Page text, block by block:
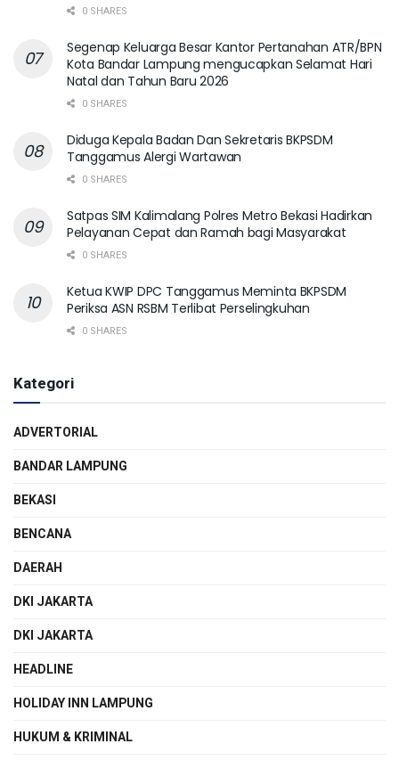
0 SHARES
Segenap Keluarga Besar Kantor Pertanahan ATR/BPN
Kota Bandar Lampung mengucapkan Selamat Hari
Natal dan Tahun Baru 2026
0 SHARES
Diduga Kepala Badan Dan Sekretaris BKPSDM
Tanggamus Alergi Wartawan
0 SHARES
Satpas SIM Kalimalang Polres Metro Bekasi Hadirkan
Pelayanan Cepat dan Ramah bagi Masyarakat
0 SHARES
Ketua KWIP DPC Tanggamus Meminta BKPSDM
Periksa ASN RSBM Terlibat Perselingkuhan
0 SHARES
Kategori
ADVERTORIAL
BANDAR LAMPUNG
BEKASI
BENCANA
DAERAH
DKI JAKARTA
DKI JAKARTA
HEADLINE
HOLIDAY INN LAMPUNG
HUKUM & KRIMINAL